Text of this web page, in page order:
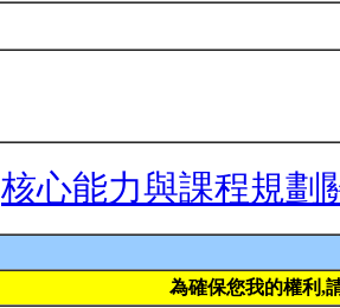
核心能力與課程規劃
為確保您我的權利,